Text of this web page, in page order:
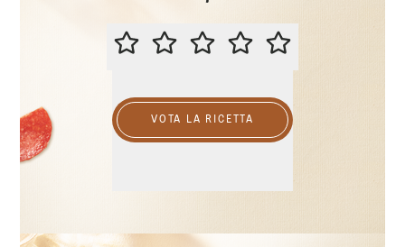
VALUTA QUESTA RICETTA
VOTA LA RICETTA